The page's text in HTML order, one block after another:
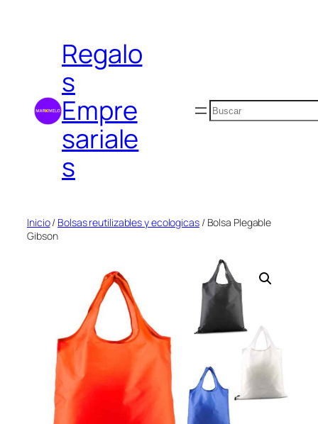
contenidoRegalo
s
Empre
sariale
s
Buscar
Inicio/ Bolsas reutilizables y ecologicas/ Bolsa Plegable
Gibson